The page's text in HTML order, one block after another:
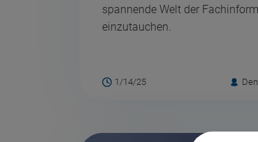
spannende Welt der
einzutauchen.
1/14/25